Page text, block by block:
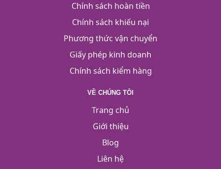
Chính sách hoàn tiền
Chính sách khiếu nại
Phương thức vận chuyển
Giấy phép kinh doanh
Chính sách kiểm hàng
VỀ CHÚNG TÔI
Trang chủ
Giới thiệu
Blog
Liên hệ